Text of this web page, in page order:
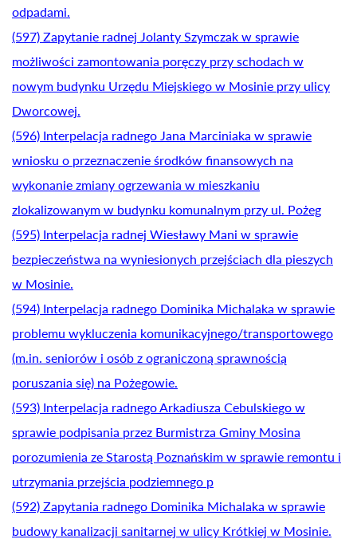
odpadami.
(597) Zapytanie radnej Jolanty Szymczak w sprawie
możliwości zamontowania poręczy przy schodach w
nowym budynku Urzędu Miejskiego w Mosinie przy ulicy
Dworcowej.
(596) Interpelacja radnego Jana Marciniaka w sprawie
wniosku o przeznaczenie środków finansowych na
wykonanie zmiany ogrzewania w mieszkaniu
zlokalizowanym w budynku komunalnym przy ul. Pożeg
(595) Interpelacja radnej Wiesławy Mani w sprawie
bezpieczeństwa na wyniesionych przejściach dla pieszych
w Mosinie.
(594) Interpelacja radnego Dominika Michalaka w sprawie
problemu wykluczenia komunikacyjnego/transportowego
(m.in. seniorów i osób z ograniczoną sprawnością
poruszania się) na Pożegowie.
(593) Interpelacja radnego Arkadiusza Cebulskiego w
sprawie podpisania przez Burmistrza Gminy Mosina
porozumienia ze Starostą Poznańskim w sprawie remontu i
utrzymania przejścia podziemnego p
(592) Zapytania radnego Dominika Michalaka w sprawie
budowy kanalizacji sanitarnej w ulicy Krótkiej w Mosinie.